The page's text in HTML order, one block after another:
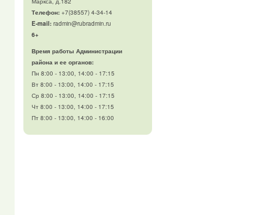
Телефон:+7(38557) 4-34-14
E-mail:radmin@rubradmin.ru
6+
Время работы Администрации
района и ее органов:
Пн 8:00 - 13:00, 14:00 - 17:15
Вт 8:00 - 13:00, 14:00 - 17:15
Ср 8:00 - 13:00, 14:00 - 17:15
Чт 8:00 - 13:00, 14:00 - 17:15
Пт 8:00 - 13:00, 14:00 - 16:00